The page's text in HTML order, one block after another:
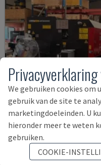
LC-2415ΑIII
AMADA - CO2
We gebruiken cookies om
gebruik van de site te
marketingdoeleinden. U
hieronder meer te weten
gebruiken.
COOKIE-